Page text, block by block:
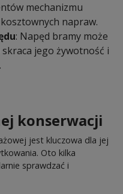
mechanizmu
napraw.
: Napęd bramy może
jego żywotność i
konserwacji
jest kluczowa dla jej
Oto kilka
sprawdzać i